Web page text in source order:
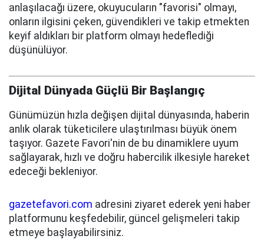
anlaşılacağı üzere, okuyucuların "favorisi" olmayı,
onların ilgisini çeken, güvendikleri ve takip etmekten
keyif aldıkları bir platform olmayı hedeflediği
düşünülüyor.
Dijital Dünyada Güçlü Bir Başlangıç
Günümüzün hızla değişen dijital dünyasında, haberin
anlık olarak tüketicilere ulaştırılması büyük önem
taşıyor. Gazete Favori'nin de bu dinamiklere uyum
sağlayarak, hızlı ve doğru habercilik ilkesiyle hareket
edeceği bekleniyor.
gazetefavori.com adresini ziyaret ederek yeni haber
platformunu keşfedebilir, güncel gelişmeleri takip
etmeye başlayabilirsiniz.